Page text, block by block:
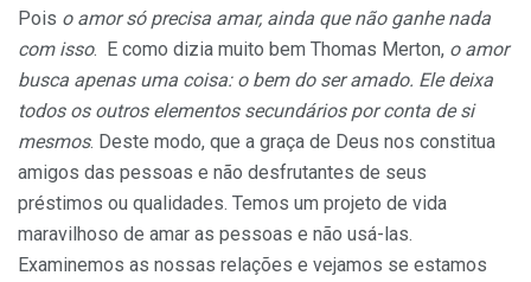
Pois o amor só precisa amar, ainda que não ganhe nada
com isso. E como dizia muito bem Thomas Merton, o amor
busca apenas uma coisa: o bem do ser amado. Ele deixa
todos os outros elementos secundários por conta de si
mesmos. Deste modo, que a graça de Deus nos constitua
amigos das pessoas e não desfrutantes de seus
préstimos ou qualidades. Temos um projeto de vida
maravilhoso de amar as pessoas e não usá-las.
Examinemos as nossas relações e vejamos se estamos